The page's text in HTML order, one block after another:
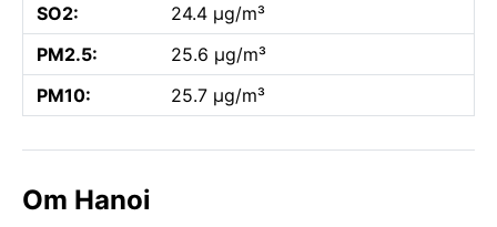
SO2:
24.4 µg/m³
PM2.5:
25.6 µg/m³
PM10:
25.7 µg/m³
Om Hanoi